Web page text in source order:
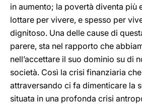
in aumento; la povertà diventa più
lottare per vivere, e spesso per
dignitoso. Una delle cause di
parere, sta nel rapporto che
nell’accettare il suo dominio su di
società. Così la crisi finanziaria
attraversando ci fa dimenticare la
situata in una profonda crisi